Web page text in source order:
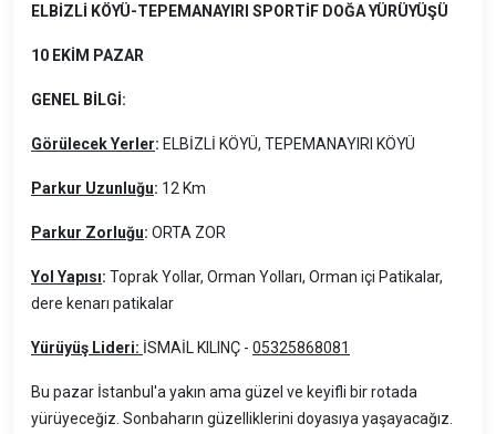
ELBİZLİ KÖYÜ-TEPEMANAYIRI SPORTİF DOĞA YÜRÜYÜŞÜ
10 EKİM PAZAR
GENEL BİLGİ:
Görülecek Yerler: ELBİZLİ KÖYÜ, TEPEMANAYIRI KÖYÜ
Parkur Uzunluğu: 12 Km
Parkur Zorluğu: ORTA ZOR
Yol Yapısı: Toprak Yollar, Orman Yolları, Orman içi Patikalar,
dere kenarı patikalar
Yürüyüş Lideri: İSMAİL KILINÇ - 05325868081
Bu pazar İstanbul'a yakın ama güzel ve keyifli bir rotada
yürüyeceğiz. Sonbaharın güzelliklerini doyasıya yaşayacağız.